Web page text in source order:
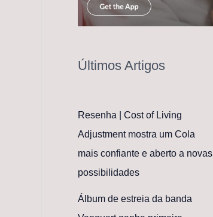
Últimos Artigos
Resenha | Cost of Living
Adjustment mostra um Cola
mais confiante e aberto a novas
possibilidades
Álbum de estreia da banda